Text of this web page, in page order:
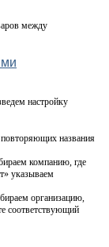
между
настройку
названия
компанию, где
указываем
организацию,
соответствующий